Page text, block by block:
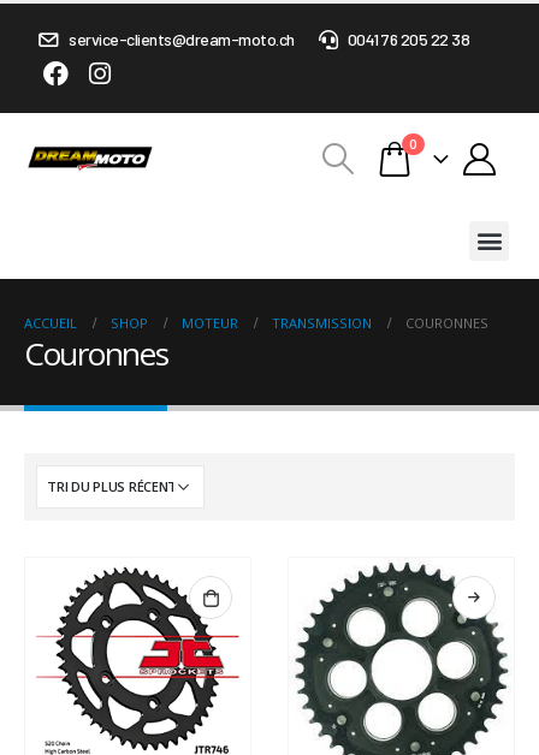
service-clients@dream-moto.ch 0041 76 205 22 38
0
ACCUEIL SHOP MOTEUR TRANSMISSION COURONNES
Couronnes